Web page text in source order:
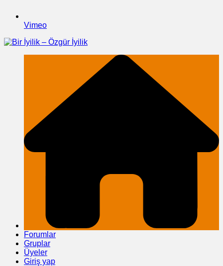
Vimeo
Forumlar
Gruplar
Üyeler
Giriş yap